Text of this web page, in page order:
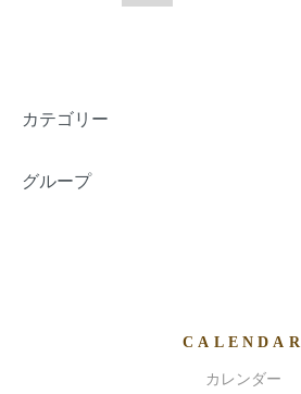
カテゴリー
グループ
CALENDAR
カレンダー